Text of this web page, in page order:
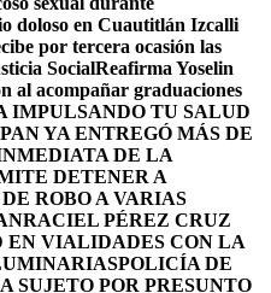
doloso en Cuautitlán Izcalli
por tercera ocasión las
SocialReafirma Yoselin
al acompañar graduaciones
IMPULSANDO TU SALUD
YA ENTREGÓ MÁS DE
DE LA
DETENER A
ROBO A VARIAS
RACIEL PÉREZ CRUZ
EN VIALIDADES CON LA
POLICÍA DE
SUJETO POR PRESUNTO